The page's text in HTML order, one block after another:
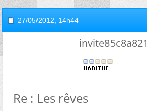
27/05/2012, 14h44
invite85c8a821
Re : Les rêves